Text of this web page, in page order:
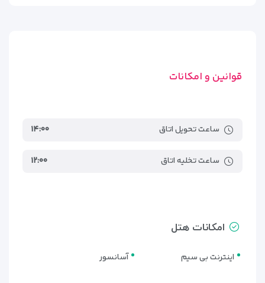
قوانین و امکانات
ساعت تحویل اتاق ۱۴:۰۰
ساعت تخلیه اتاق ۱۲:۰۰
امکانات هتل
اینترنت بی سیم آسانسور